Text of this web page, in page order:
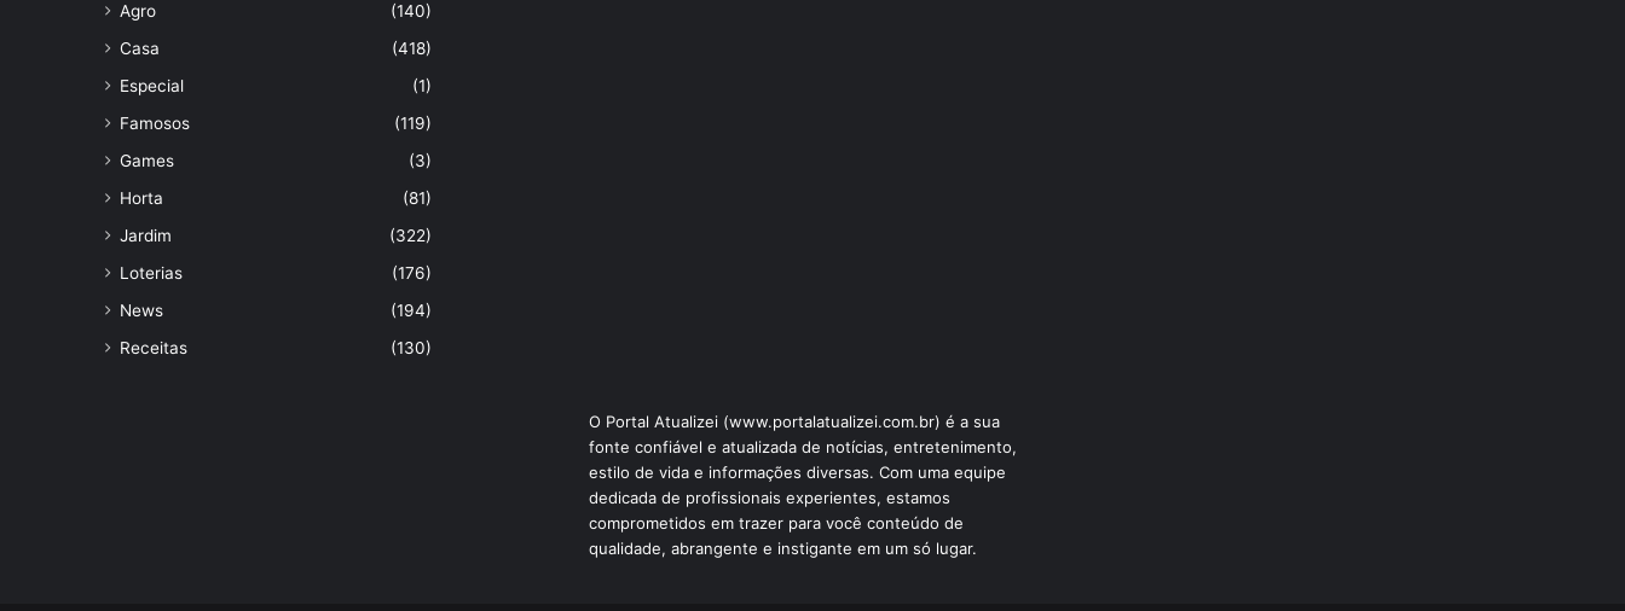
Agro
(140)
Casa
(418)
Especial
(1)
Famosos
(119)
Games
(3)
Horta
(81)
Jardim
(322)
Loterias
(176)
News
(194)
Receitas
(130)
O Portal Atualizei (www.portalatualizei.com.br) é a sua
fonte confiável e atualizada de notícias, entretenimento,
estilo de vida e informações diversas. Com uma equipe
dedicada de profissionais experientes, estamos
comprometidos em trazer para você conteúdo de
qualidade, abrangente e instigante em um só lugar.